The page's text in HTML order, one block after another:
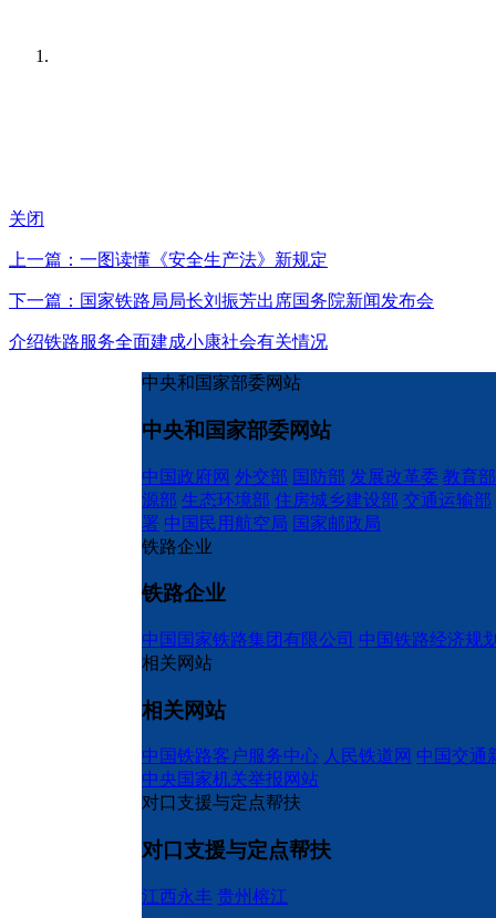
关闭
上一篇：一图读懂《安全生产法》新规定
下一篇：国家铁路局局长刘振芳出席国务院新闻发布会
介绍铁路服务全面建成小康社会有关情况
中央和国家部委网站
中央和国家部委网站
中国政府网 外交部 国防部 发展改革委 教育部
源部 生态环境部 住房城乡建设部 交通运输部
署 中国民用航空局 国家邮政局
铁路企业
铁路企业
中国国家铁路集团有限公司 中国铁路经济规
相关网站
相关网站
中国铁路客户服务中心 人民铁道网 中国交通
中央国家机关举报网站
对口支援与定点帮扶
对口支援与定点帮扶
江西永丰 贵州榕江